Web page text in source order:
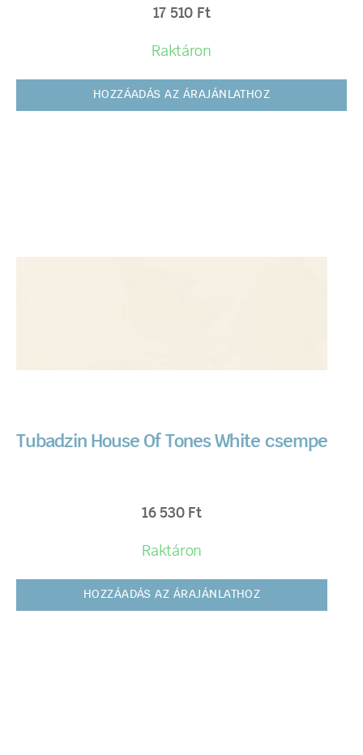
17 510 Ft
Raktáron
HOZZÁADÁS AZ ÁRAJÁNLATHOZ
Tubadzin House Of Tones White csempe
16 530 Ft
Raktáron
HOZZÁADÁS AZ ÁRAJÁNLATHOZ